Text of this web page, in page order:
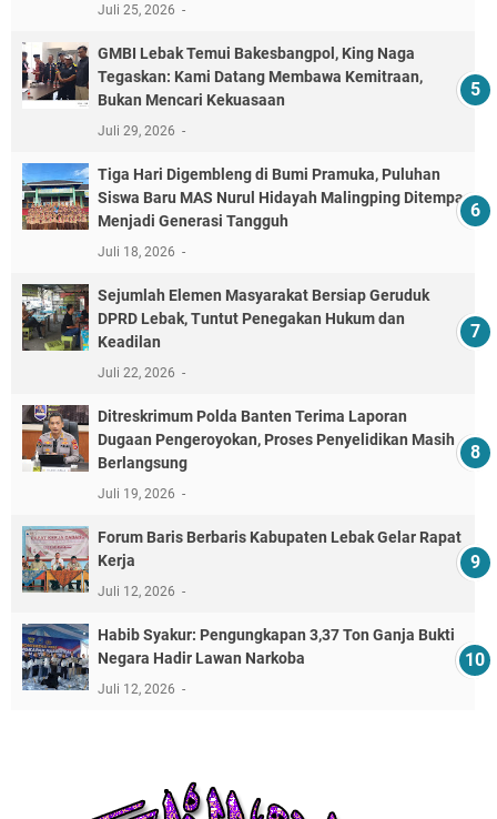
Juli 25, 2026
GMBI Lebak Temui Bakesbangpol, King Naga
Tegaskan: Kami Datang Membawa Kemitraan,
Bukan Mencari Kekuasaan
Juli 29, 2026
Tiga Hari Digembleng di Bumi Pramuka, Puluhan
Siswa Baru MAS Nurul Hidayah Malingping Ditempa
Menjadi Generasi Tangguh
Juli 18, 2026
Sejumlah Elemen Masyarakat Bersiap Geruduk
DPRD Lebak, Tuntut Penegakan Hukum dan
Keadilan
Juli 22, 2026
Ditreskrimum Polda Banten Terima Laporan
Dugaan Pengeroyokan, Proses Penyelidikan Masih
Berlangsung
Juli 19, 2026
Forum Baris Berbaris Kabupaten Lebak Gelar Rapat
Kerja
Juli 12, 2026
​Habib Syakur: Pengungkapan 3,37 Ton Ganja Bukti
Negara Hadir Lawan Narkoba
Juli 12, 2026